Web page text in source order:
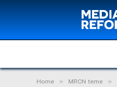
Home » MRCN teme »